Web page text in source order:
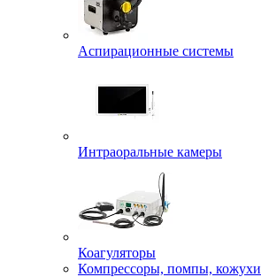
Аспирационные системы
Интраоральные камеры
Коагуляторы
Компрессоры, помпы, кожухи